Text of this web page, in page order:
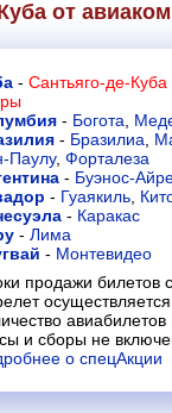
от
- Сантьяго-де-
- Богота
- Бразилиа
Паулу, Форталеза
- Буэнос-
- Гуаякиль
- Каракас
- Лима
- Монтевидео
продажи билетов
и сборы не
о спецАкции